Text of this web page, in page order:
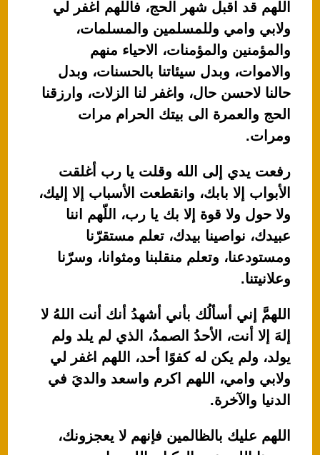
اللهم قد اقبل شهر الحج، فاللهم اغفر لي
ولابي وامي وللمسلمين والمسلمات،
والمؤمنين والمؤمنات، الاحياء منهم
والاموات، وبدل سيئاتنا بالحسنات، وبدل
حالنا لاحسن حال، واغفر لنا الزلات، وارزقنا
الحج والعمرة الى بيتك الحرام مرات
ومرات.
رفعت يدي إلى الله وقلت يا رب أغلقت
الأبواب إلا بابك، وانقطعت الأسباب إلا إليك،
ولا حول ولا قوة إلا بك يا رب، اللّهم اننا
عبيدك، نواصينا بيدك، تعلم مستقرّنا
ومستودعنا، وتعلم منقلبنا ومثوانا، وسرّنا
وعلانيتنا.
اللهمَّ إني أسألُك بأني أشهدُ أنك أنت اللهُ لا
إلهَ إلا أنت، الأحدُ الصمدُ، الذي لم يلد ولم
يولد، ولم يكن له كفوًا أحد، اللهم اغفر لي
ولابي وامي، اللهم اكرم واسعد والديَ في
الدنيا والآخرة.
اللهم عليك بالظالمين فإنهم لا يعجزونك،